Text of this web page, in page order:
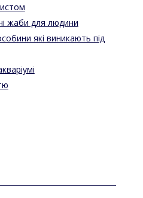
жаби для людини
які виникають під